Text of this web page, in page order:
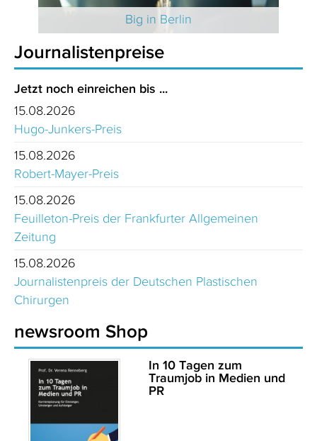
Big in Berlin
Journalistenpreise
Jetzt noch einreichen bis ...
15.08.2026
Hugo-Junkers-Preis
15.08.2026
Robert-Mayer-Preis
15.08.2026
Feuilleton-Preis der Frankfurter Allgemeinen
Zeitung
15.08.2026
Journalistenpreis der Deutschen Plastischen
Chirurgen
newsroom Shop
In 10 Tagen zum
Traumjob in Medien und
PR